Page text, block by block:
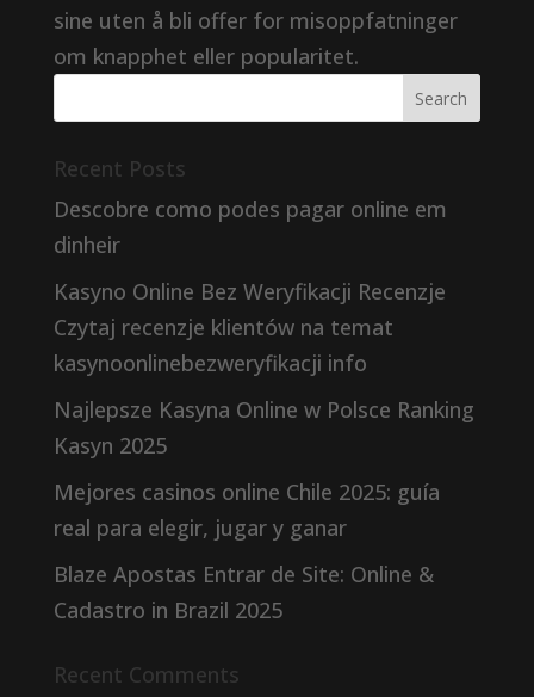
sine uten å bli offer for misoppfatninger
om knapphet eller popularitet.
Recent Posts
Descobre como podes pagar online em
dinheir
Kasyno Online Bez Weryfikacji Recenzje
Czytaj recenzje klientów na temat
kasynoonlinebezweryfikacji info
Najlepsze Kasyna Online w Polsce Ranking
Kasyn 2025
Mejores casinos online Chile 2025: guía
real para elegir, jugar y ganar
Blaze Apostas Entrar de Site: Online &
Cadastro in Brazil 2025
Recent Comments